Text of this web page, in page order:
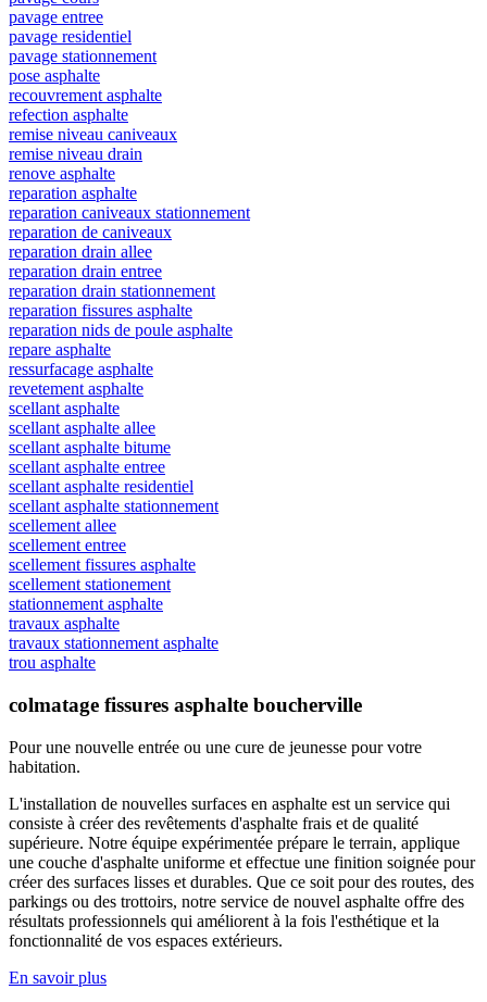
pavage entree
pavage residentiel
pavage stationnement
pose asphalte
recouvrement asphalte
refection asphalte
remise niveau caniveaux
remise niveau drain
renove asphalte
reparation asphalte
reparation caniveaux stationnement
reparation de caniveaux
reparation drain allee
reparation drain entree
reparation drain stationnement
reparation fissures asphalte
reparation nids de poule asphalte
repare asphalte
ressurfacage asphalte
revetement asphalte
scellant asphalte
scellant asphalte allee
scellant asphalte bitume
scellant asphalte entree
scellant asphalte residentiel
scellant asphalte stationnement
scellement allee
scellement entree
scellement fissures asphalte
scellement stationement
stationnement asphalte
travaux asphalte
travaux stationnement asphalte
trou asphalte
colmatage fissures asphalte boucherville
Pour une nouvelle entrée ou une cure de jeunesse pour votre
habitation.
L'installation de nouvelles surfaces en asphalte est un service qui
consiste à créer des revêtements d'asphalte frais et de qualité
supérieure. Notre équipe expérimentée prépare le terrain, applique
une couche d'asphalte uniforme et effectue une finition soignée pour
créer des surfaces lisses et durables. Que ce soit pour des routes, des
parkings ou des trottoirs, notre service de nouvel asphalte offre des
résultats professionnels qui améliorent à la fois l'esthétique et la
fonctionnalité de vos espaces extérieurs.
En savoir plus